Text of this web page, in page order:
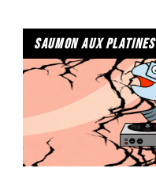
saumon aux platines